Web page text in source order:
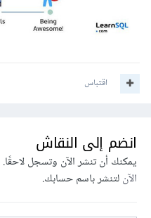
اقتباس
انضم إلى النقاش
يمكنك أن تنشر الآن وتسجل
الآنلتنشر باسم حسابك.